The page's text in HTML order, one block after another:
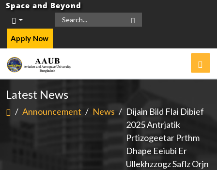
Space and Beyond
Apply Now
Latest News
/ Announcement / News / Dijain Bild Flai Dibief
2025 Antrjatik
Prtizogeetar Prthm
Dhape Eeiubi Er
Ullekhzzogz Saflz Orjn